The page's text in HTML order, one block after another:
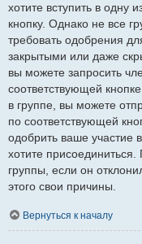
хотите вступить в одну
кнопку. Однако не все
требовать одобрения
закрытыми или даже
вы можете запросить
соответствующей
в группе, вы можете
по соответствующей
одобрить ваше участие
хотите
группы, если он
этого свои причины.
Вернуться к началу